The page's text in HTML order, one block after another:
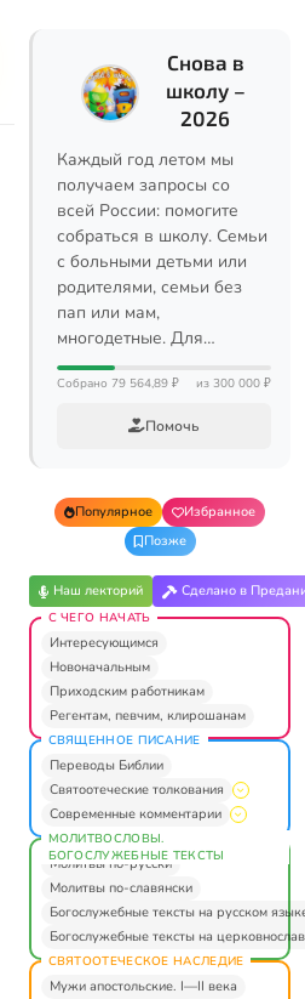
Снова в
школу –
2026
Каждый год летом мы
получаем запросы со
всей России: помогите
собраться в школу. Семьи
с больными детьми или
родителями, семьи без
пап или мам,
многодетные. Для…
Собрано 79 564,89 ₽ из 300 000 ₽
Помочь
Популярное
Избранное
Позже
Наш лекторий Сделано в
С ЧЕГО НАЧАТЬ
Интересующимся
Новоначальным
Приходским работникам
Регентам, певчим, клирошанам
СВЯЩЕННОЕ ПИСАНИЕ
Переводы Библии
Святоотеческие толкования
Современные комментарии
МОЛИТВОСЛОВЫ.
БОГОСЛУЖЕБНЫЕ ТЕКСТЫ
Молитвы по-русски
Молитвы по-славянски
Богослужебные тексты на русском
Богослужебные тексты на
СВЯТООТЕЧЕСКОЕ НАСЛЕДИЕ
Мужи апостольские. I—II века